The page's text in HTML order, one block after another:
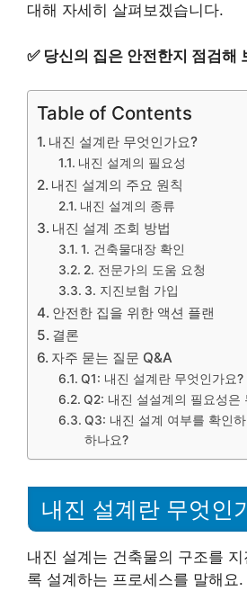
대해 자세히 살펴보겠습니다.
✅ 당신의 집은 안전한지 점검해
Table of Contents
내진 설계란 무엇인가요?
내진 설계의 필요성
내진 설계의 주요 원칙
내진 설계의 종류
내진 설계 조회 방법
1. 건축물대장 확인
2. 전문가의 도움 요청
3. 지진보험 가입
안전한 집을 위한 액션 플랜
결론
자주 묻는 질문 Q&A
Q1: 내진 설계란 무엇인가요?
Q2: 내진 설설계의 필요성은
Q3: 내진 설계 여부를 확인
하나요?
내진 설계란 무엇인
내진 설계는 건축물의 구조를
록 설계하는 프로세스를 말해요